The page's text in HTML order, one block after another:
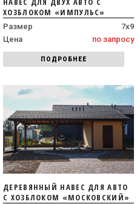
ХОЗБЛОКОМ «ИМПУЛЬС»
Размер
7х9
Цена
по запросу
ПОДРОБНЕЕ
ДЕРЕВЯННЫЙ НАВЕС ДЛЯ АВТО
С ХОЗБЛОКОМ «МОСКОВСКИЙ»